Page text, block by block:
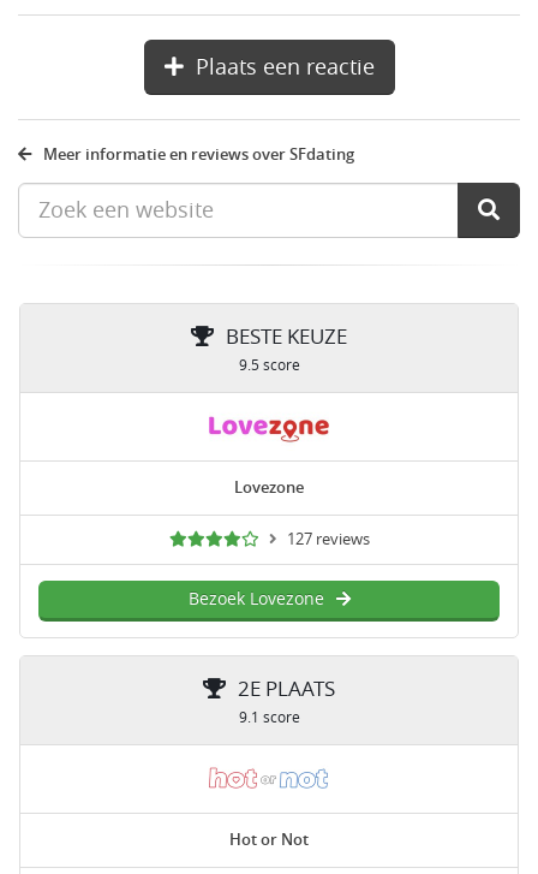
Plaats een reactie
Meer informatie en reviews over SFdating
BESTE KEUZE
9.5 score
Lovezone
127 reviews
Bezoek Lovezone
2E PLAATS
9.1 score
Hot or Not